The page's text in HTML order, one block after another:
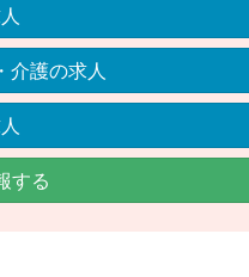
介護の求人
する